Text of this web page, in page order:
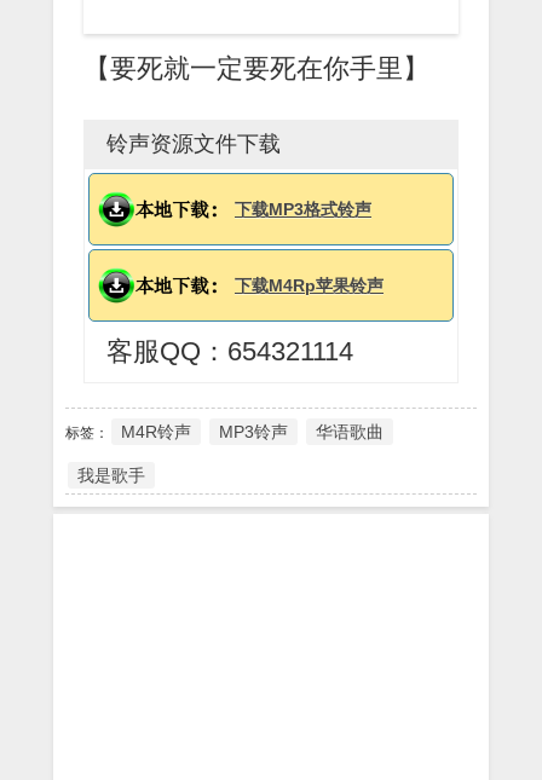
【要死就一定要死在你手里】
铃声资源文件下载
下载MP3格式铃声
下载M4Rp苹果铃声
客服QQ：654321114
标签： M4R铃声 MP3铃声 华语歌曲
我是歌手